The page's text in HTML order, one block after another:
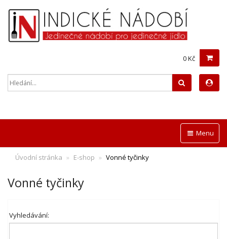
0 Kč
Menu
Úvodní stránka E-shop Vonné tyčinky
Vonné tyčinky
Vyhledávání: